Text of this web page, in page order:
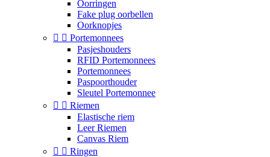
Oorringen
Fake plug oorbellen
Oorknopjes
  Portemonnees
Pasjeshouders
RFID Portemonnees
Portemonnees
Paspoorthouder
Sleutel Portemonnee
  Riemen
Elastische riem
Leer Riemen
Canvas Riem
  Ringen